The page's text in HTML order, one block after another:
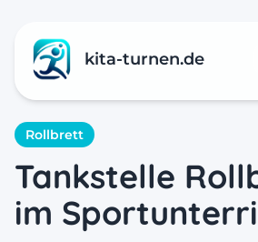
kita-turnen.de
Rollbrett
Tankstelle
im